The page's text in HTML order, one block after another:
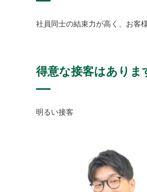
社員同士の結束力が高く、お客
得意な接客はありま
明るい接客